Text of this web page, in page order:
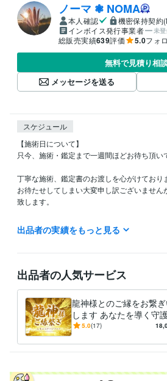
ノーマ ❃ NOMA
本人確認
機密保持契約
インボイス発行事業者
未
総販売実績639評価 5.0フォ
無料で見積り相
メッセージを送る
スケジュール
【施術日について】
只今、施術・鑑定まで一週間ほどお待ち頂い
丁寧な施術、鑑定書のお渡しを心がけており
お待たせしてしまい大変申し訳ございませ
致します。
【8月の営業について】
誠に勝手ながら、8月5日～12日は地方遠征・
期間中もご予約・お問い合わせ・ご質問等は
な限り迅速な対応を心がけておりますが、返
ざいます。
ご迷惑をおかけいたしますが、ご了承の程
げます。
▶ 営業時間：平日17時まで
出品者の実績をもっと見る
出品者の人気サービス
龍神様とのご縁をお繋
します あなたを導く守
神様とのご縁繋ぎ｜開
5.0(17)